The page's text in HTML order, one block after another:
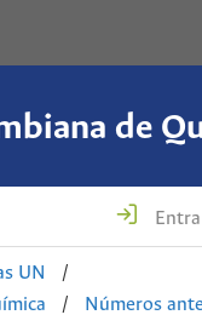
de
UN
/
/
Números